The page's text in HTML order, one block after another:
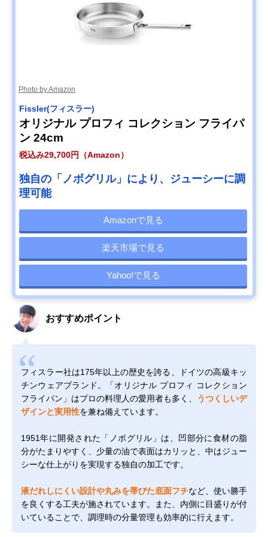
Photo by Amazon
Fissler(フィスラー)
オリジナル プロフィ コレクション フライパ
ン 24cm
税込み29,700円（Amazon）
独自の「ノボグリル」により、ジューシーに調
理可能
Amazonで見る
楽天市場で見る
Yahoo!で見る
おすすめポイント
フィスラー社は175年以上の歴史を誇る、ドイツの高級キッ
チンウェアブランド。「オリジナル プロフィ コレクション
フライパン」はプロの料理人の愛用者も多く、
うつくしいデ
ザインと実用性を兼ね備えています。
1951年に開発された「ノボグリル」は、凹部分に食材の脂
分がたまりやすく、少量の油で表面はカリッと、中はジュー
シーな仕上がりを実現する独自の加工です。
液だれしにくい設計や丸みを帯びた底面フチなど、使い勝手
を良くする工夫が施されています。また、内側に目盛りが付
いていることで、調理時の分量管理も効率的に行えます。